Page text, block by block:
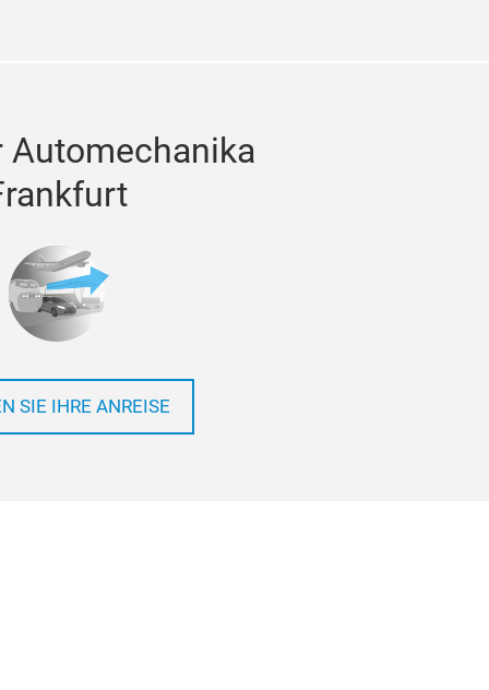
Automechanika
SIE IHRE ANREISE